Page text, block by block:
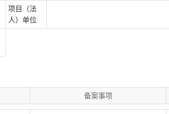
项目（法
人）单位
备案事项